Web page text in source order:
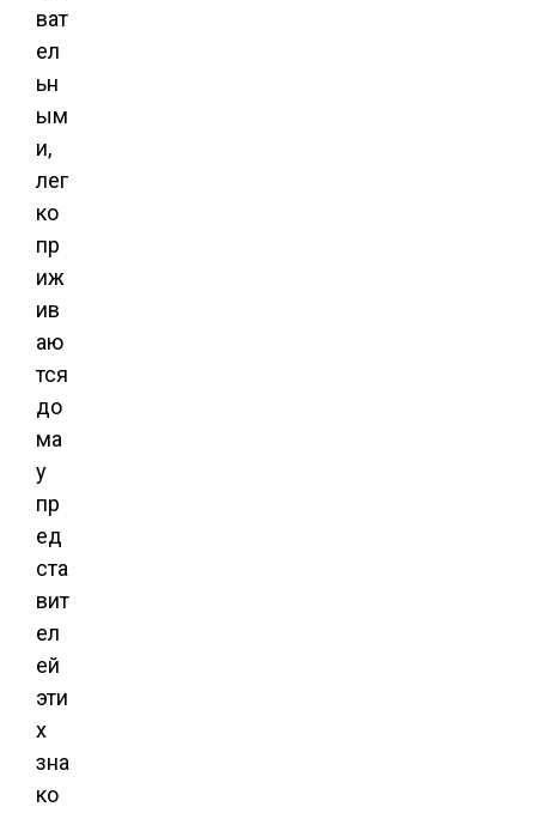
ват
ел
ьн
ым
и,
лег
ко
пр
иж
ив
аю
тся
до
ма
у
пр
ед
ста
вит
ел
ей
эти
х
зна
ко